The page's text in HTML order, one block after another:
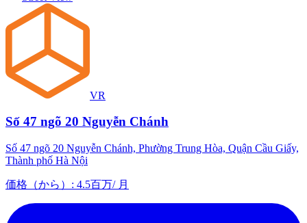
VR
Số 47 ngõ 20 Nguyễn Chánh
Số 47 ngõ 20 Nguyễn Chánh, Phường Trung Hòa, Quận Cầu Giấy,
Thành phố Hà Nội
価格（から） : 4.5百万/月